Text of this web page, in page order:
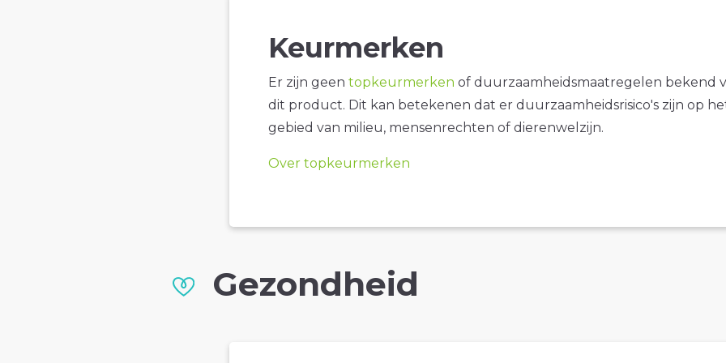
Keurmerken
Er zijn geen topkeurmerken of duurzaamheidsmaatregelen bekend
dit product. Dit kan betekenen dat er duurzaamheidsrisico's zijn op
gebied van milieu, mensenrechten of dierenwelzijn.
Over topkeurmerken
Gezondheid